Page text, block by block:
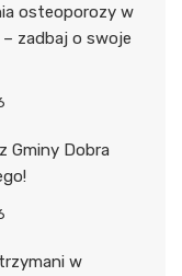
osteoporozy w
– zadbaj o swoje
Gminy Dobra
w